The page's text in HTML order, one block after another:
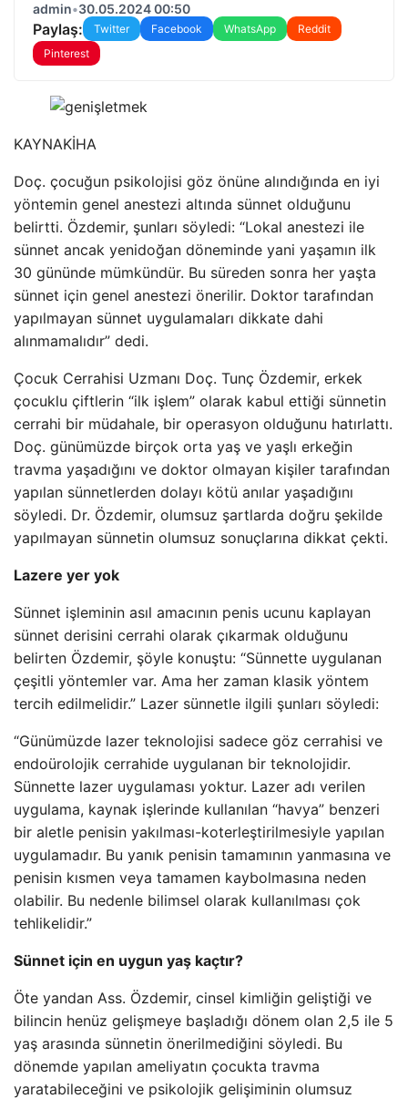
admin•30.05.2024 00:50
Paylaş: Twitter Facebook WhatsApp
Reddit
Pinterest
KAYNAKİHA
Doç. çocuğun psikolojisi göz önüne alındığında en iyi
yöntemin genel anestezi altında sünnet olduğunu
belirtti. Özdemir, şunları söyledi: “Lokal anestezi ile
sünnet ancak yenidoğan döneminde yani yaşamın ilk
30 gününde mümkündür. Bu süreden sonra her yaşta
sünnet için genel anestezi önerilir. Doktor tarafından
yapılmayan sünnet uygulamaları dikkate dahi
alınmamalıdır” dedi.
Çocuk Cerrahisi Uzmanı Doç. Tunç Özdemir, erkek
çocuklu çiftlerin “ilk işlem” olarak kabul ettiği sünnetin
cerrahi bir müdahale, bir operasyon olduğunu hatırlattı.
Doç. günümüzde birçok orta yaş ve yaşlı erkeğin
travma yaşadığını ve doktor olmayan kişiler tarafından
yapılan sünnetlerden dolayı kötü anılar yaşadığını
söyledi. Dr. Özdemir, olumsuz şartlarda doğru şekilde
yapılmayan sünnetin olumsuz sonuçlarına dikkat çekti.
Lazere yer yok
Sünnet işleminin asıl amacının penis ucunu kaplayan
sünnet derisini cerrahi olarak çıkarmak olduğunu
belirten Özdemir, şöyle konuştu: “Sünnette uygulanan
çeşitli yöntemler var. Ama her zaman klasik yöntem
tercih edilmelidir.” Lazer sünnetle ilgili şunları söyledi:
“Günümüzde lazer teknolojisi sadece göz cerrahisi ve
endoürolojik cerrahide uygulanan bir teknolojidir.
Sünnette lazer uygulaması yoktur. Lazer adı verilen
uygulama, kaynak işlerinde kullanılan “havya” benzeri
bir aletle penisin yakılması-koterleştirilmesiyle yapılan
uygulamadır. Bu yanık penisin tamamının yanmasına ve
penisin kısmen veya tamamen kaybolmasına neden
olabilir. Bu nedenle bilimsel olarak kullanılması çok
tehlikelidir.”
Sünnet için en uygun yaş kaçtır?
Öte yandan Ass. Özdemir, cinsel kimliğin geliştiği ve
bilincin henüz gelişmeye başladığı dönem olan 2,5 ile 5
yaş arasında sünnetin önerilmediğini söyledi. Bu
dönemde yapılan ameliyatın çocukta travma
yaratabileceğini ve psikolojik gelişiminin olumsuz